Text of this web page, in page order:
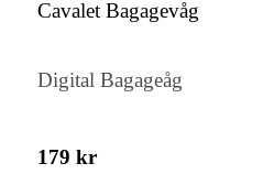
Cavalet Bagagevåg
Digital Bagageåg
179 kr